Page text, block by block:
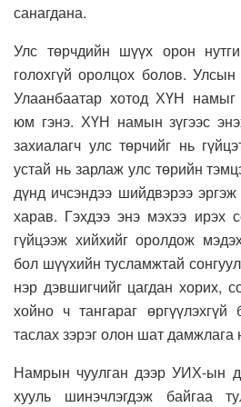
санагдана.
Улс төрчдийн шүүх орон
голохгүй оролцох болов.
Улаанбаатар хотод ХҮН намыг
юм гэнэ. ХҮН намын зүгээс
захиалагч улс төрчийг нь
устай нь зарлаж улс төрийн
дүнд ичсэндээ шийдвэрээ эргэж
харав. Гэхдээ энэ мэхээ ирэх
гүйцээж хийхийг оролдож
бол шүүхийн тусламжтай
нэр дэвшигчийг цагдан хорих,
хойно ч тангараг өргүүлэхгүй
таслах зэрэг олон шат дамжлага
Намрын чуулган дээр УИХ-ын
хууль шинэчлэгдэж байгаа